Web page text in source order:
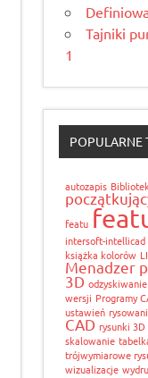
Tajniki
1
POPULARNE
autozapis
featu
intersoft-intellicad
książka kolorów
Menadzer
3D
wersji Programy
ustawień
CAD rysunki 3D
skalowanie
trójwymiarowe
wizualizacje